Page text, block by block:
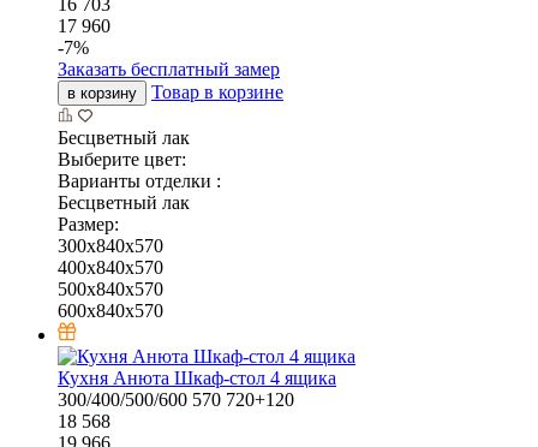
16 703
17 960
-7%
Заказать бесплатный замер
в корзину Товар в корзине
Бесцветный лак
Выберите цвет:
Варианты отделки :
Бесцветный лак
Размер:
300x840x570
400x840x570
500x840x570
600x840x570
Кухня Анюта Шкаф-стол 4 ящика
300/400/500/600 570 720+120
18 568